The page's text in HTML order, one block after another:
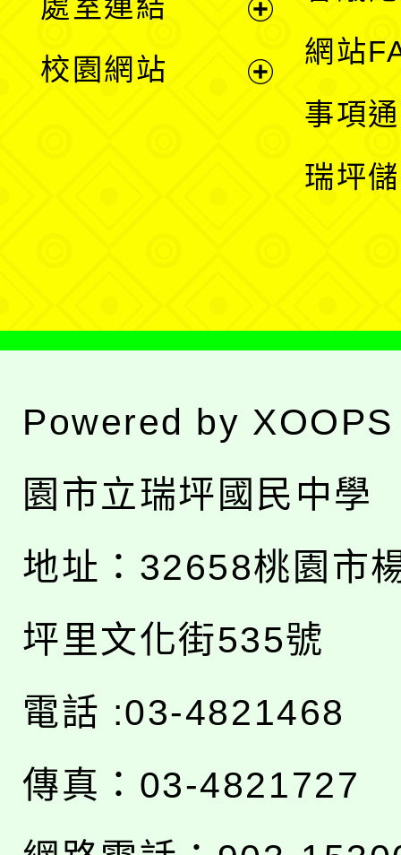
單
處室連結
校園網站
網站
事項
瑞坪
Powered by XOOPS
園市立瑞坪國民中學
地址： 32658桃園市
坪里文化街535號
電話 :03-4821468
傳真：03-4821727